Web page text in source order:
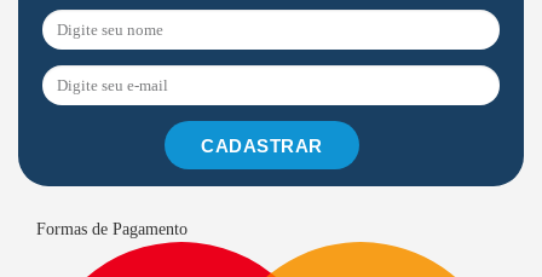
CADASTRAR
Formas de Pagamento